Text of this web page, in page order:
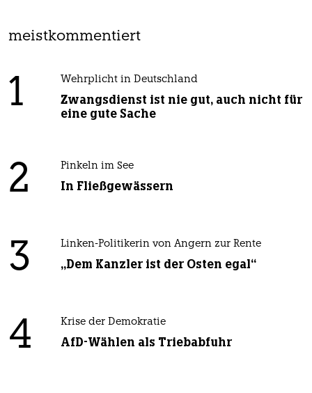
meistkommentiert
1 Wehrplicht in Deutschland
Zwangsdienst ist nie gut, auch nicht für
eine gute Sache
2 Pinkeln im See
In Fließgewässern
3 Linken-Politikerin von Angern zur Rente
„Dem Kanzler ist der Osten egal“
4 Krise der Demokratie
AfD-Wählen als Triebabfuhr